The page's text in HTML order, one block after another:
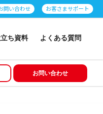
問い合わせ お客さまサポート
ち資料 よくある質問
お問い合わせ